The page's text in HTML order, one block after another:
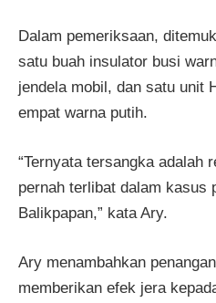
Dalam pemeriksaan,
satu buah insulator busi
jendela mobil, dan satu unit
empat warna putih.
“Ternyata tersangka adalah
pernah terlibat dalam kasus
Balikpapan,” kata Ary.
Ary menambahkan
memberikan efek jera